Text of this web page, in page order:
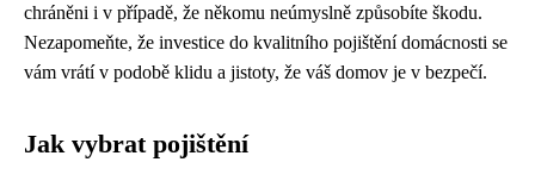
chráněni i v případě, že někomu neúmyslně způsobíte škodu.
Nezapomeňte, že investice do kvalitního pojištění domácnosti se
vám vrátí v podobě klidu a jistoty, že váš domov je v bezpečí.
Jak vybrat pojištění